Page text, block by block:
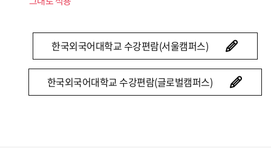
한국외국어대학교 수강편람(서울캠퍼스)
한국외국어대학교 수강편람(글로벌캠퍼스)